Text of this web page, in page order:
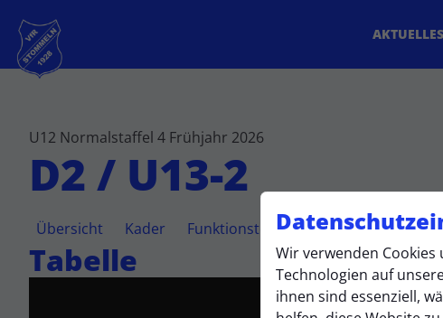
Wir verwenden Cookies
Technologien auf
ihnen sind essenziell,
AKTUELLES
U12 Normalstaffel 4 Frühjahr 2026
D2 / U13-2
Übersicht Kader Funktionsteam Tabelle
Tabelle